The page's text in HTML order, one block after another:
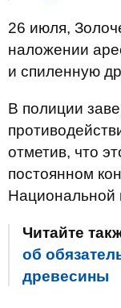
26 июля,
наложении
и спиленную
В полиции
отметив, что
постоянном
Национальной
Читайте
об
древесины